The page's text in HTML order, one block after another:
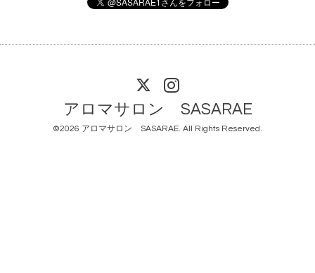
アロマサロン SASARAE
©2026 アロマサロン SASARAE. All Rights Reserved.